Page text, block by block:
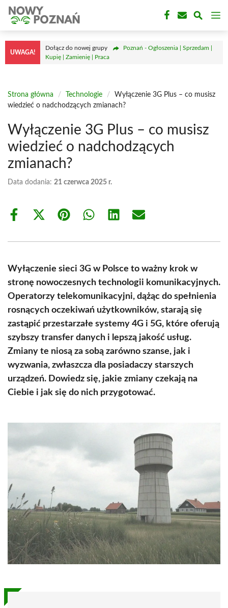
Przejdź
treści
UWAGA!
Dołącz do nowej grupy
Poznań - Ogłoszenia | Sprzedam |
Kupię | Zamienię | Praca
Strona główna / Technologie /
Wyłączenie 3G Plus – co musisz
wiedzieć o nadchodzących zmianach?
Wyłączenie 3G Plus – co musisz
wiedzieć o nadchodzących
zmianach?
Data dodania: 21 czerwca 2025 r.
Share
Share
(Twitter)
Share Share Share Share
Wyłączenie sieci 3G w Polsce to ważny krok w
stronę nowoczesnych technologii komunikacyjnych.
Operatorzy telekomunikacyjni, dążąc do spełnienia
rosnących oczekiwań użytkowników, starają się
zastąpić przestarzałe systemy 4G i 5G, które oferują
szybszy transfer danych i lepszą jakość usług.
Zmiany te niosą za sobą zarówno szanse, jak i
wyzwania, zwłaszcza dla posiadaczy starszych
urządzeń. Dowiedz się, jakie zmiany czekają na
Ciebie i jak się do nich przygotować.